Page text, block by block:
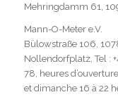
Mehringdamm 61,
Mann-O-Meter e.V.
Bülowstraße 106,
Nollendorfplatz, Tel :
78, heures
et dimanche 16 à 22